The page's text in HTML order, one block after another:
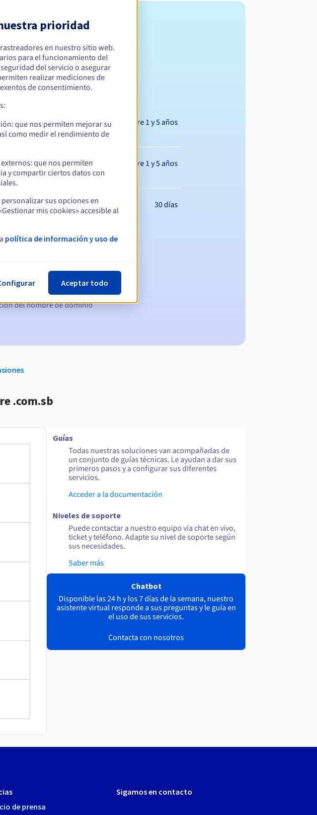
Entre 1 y 5 años
Entre 1 y 5 años
30 días
de dominio
del nombre de dominio
.com.sb
Guías
Todas nuestras soluciones van acompañadas de
un conjunto de guías técnicas. Le ayudan a dar sus
primeros pasos y a configurar sus diferentes
servicios.
Acceder a la documentación
Niveles de soporte
Puede contactar a nuestro equipo vía chat en vivo,
ticket y teléfono. Adapte su nivel de soporte según
sus necesidades.
Saber más
Chatbot
Disponible las 24 h y los 7 días de la semana, nuestro
asistente virtual responde a sus preguntas y le guía en
el uso de sus servicios.
Contacta con nosotros
de prensa
Sigamos en contacto
prioridad
en nuestro sitio web.
para el funcionamiento del
del servicio o asegurar
realizar mediciones de
de consentimiento.
que nos permiten mejorar su
como medir el rendimiento de
que nos permiten
y compartir ciertos datos con
sus opciones en
mis cookies» accesible al
política de información y uso de
Aceptar todo